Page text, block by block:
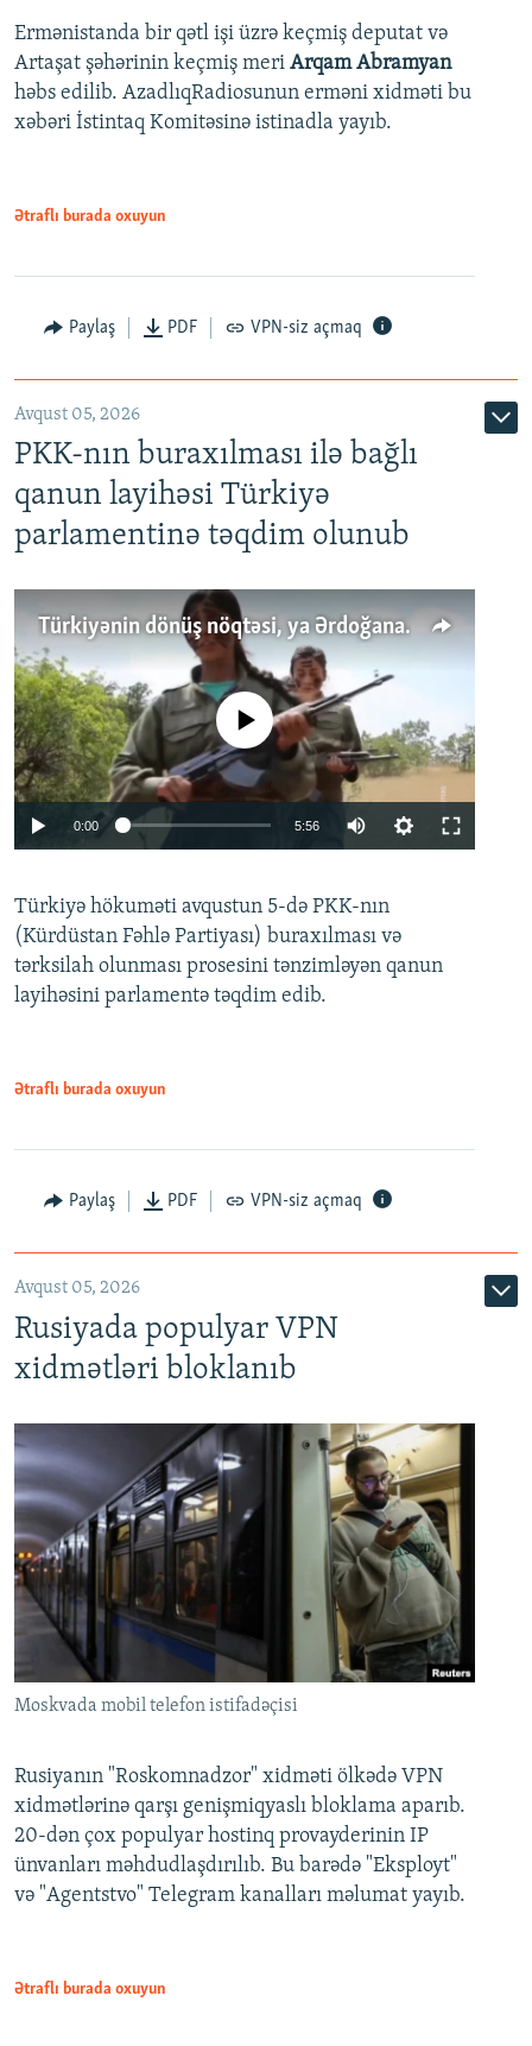
Ermənistanda bir qətl işi üzrə keçmiş deputat və
Artaşat şəhərinin keçmiş meri Arqam Abramyan
həbs edilib. AzadlıqRadiosunun erməni xidməti bu
xəbəri İstintaq Komitəsinə istinadla yayıb.
Ətraflı burada oxuyun
Paylaş PDF VPN-siz açmaq
Avqust 05, 2026
PKK-nın buraxılması ilə bağlı
qanun layihəsi Türkiyə
parlamentinə təqdim olunub
Türkiyənin dönüş nöqtəsi, ya Ərdoğana üçüncü şans: PKK ilə qəfil barışıq nə deməkdir?
Auto 240p 360p 480p
720p 1080p
No media source currently available
0:00 5:56
360p
480p
Türkiyə hökuməti avqustun 5-də PKK-nın
(Kürdüstan Fəhlə Partiyası) buraxılması və
tərksilah olunması prosesini tənzimləyən qanun
layihəsini parlamentə təqdim edib.
Ətraflı burada oxuyun
Paylaş PDF VPN-siz açmaq
Avqust 05, 2026
Rusiyada populyar VPN
xidmətləri bloklanıb
Moskvada mobil telefon istifadəçisi
Rusiyanın "Roskomnadzor" xidməti ölkədə VPN
xidmətlərinə qarşı genişmiqyaslı bloklama aparıb.
20-dən çox populyar hostinq provayderinin IP
ünvanları məhdudlaşdırılıb. Bu barədə "Eksployt"
və "Agentstvo" Telegram kanalları məlumat yayıb.
Ətraflı burada oxuyun